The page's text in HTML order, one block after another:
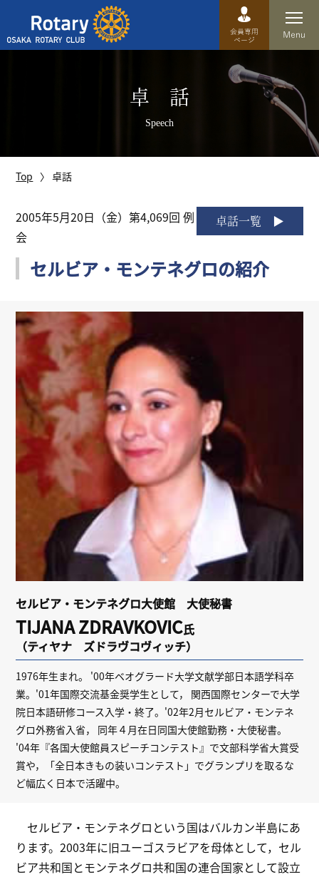
運営方針
歴史
特徴
リンク
会員専用ページ
English
卓 話
Speech
Top 卓話
卓話一覧
2005年5月20日（金）第4,069回 例
会
セルビア・モンテネグロの紹介
セルビア・モンテネグロ大使館 大使秘書
TIJANA ZDRAVKOVIC氏
（ティヤナ ズドラヴコヴィッチ）
1976年生まれ。 '00年ベオグラード大学文献学部日本語学科卒
業。'01年国際交流基金奨学生として， 関西国際センターで大学
院日本語研修コース入学・終了。'02年2月セルビア・モンテネ
グロ外務省入省， 同年４月在日同国大使館勤務・大使秘書。
'04年『各国大使館員スピーチコンテスト』で文部科学省大賞受
賞や，「全日本きもの装いコンテスト」でグランプリを取るな
ど幅広く日本で活躍中。
セルビア・モンテネグロという国はバルカン半島にあ
ります。2003年に旧ユーゴスラビアを母体として，セル
ビア共和国とモンテネグロ共和国の連合国家として設立